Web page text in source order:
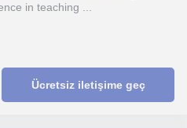
in teaching ...
Ücretsiz iletişime geç